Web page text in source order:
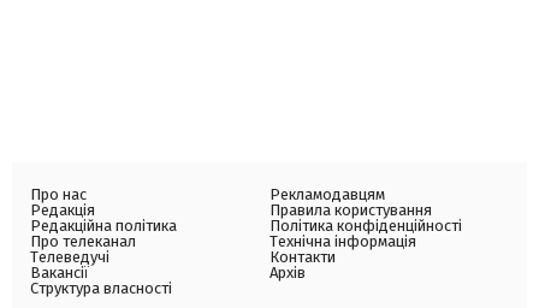
Про нас
Редакція
Редакційна політика
Про телеканал
Телеведучі
Вакансії
Структура власності
Рекламодавцям
Правила користування
Політика конфіденційності
Технічна інформація
Контакти
Архів